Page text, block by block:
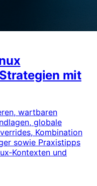
mit
wartbaren
globale
Kombination
sowie Praxistipps
und